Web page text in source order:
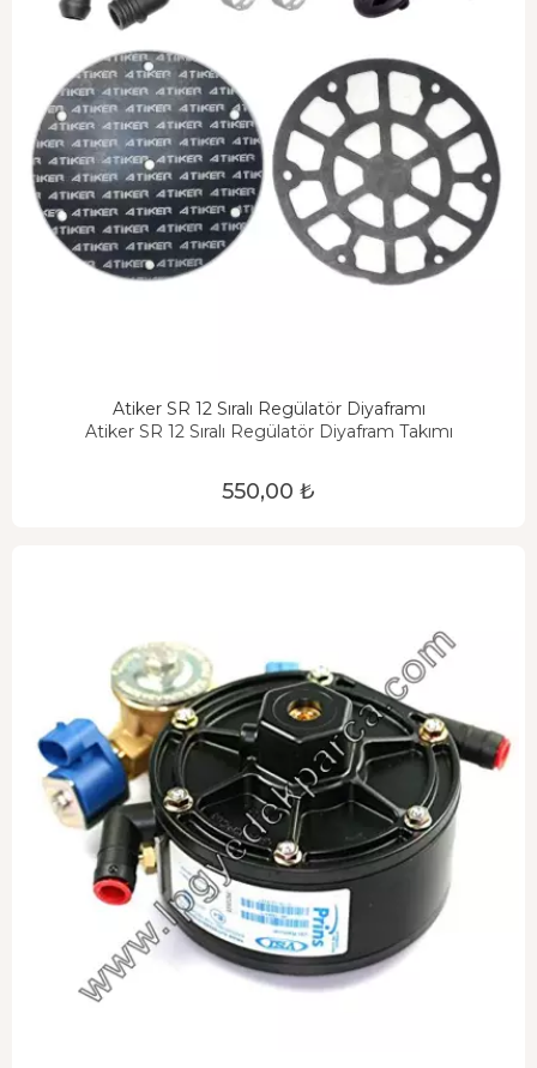
Atiker SR 12 Sıralı Regülatör Diyaframı
Atiker SR 12 Sıralı Regülatör Diyafram Takımı
550,00 ₺